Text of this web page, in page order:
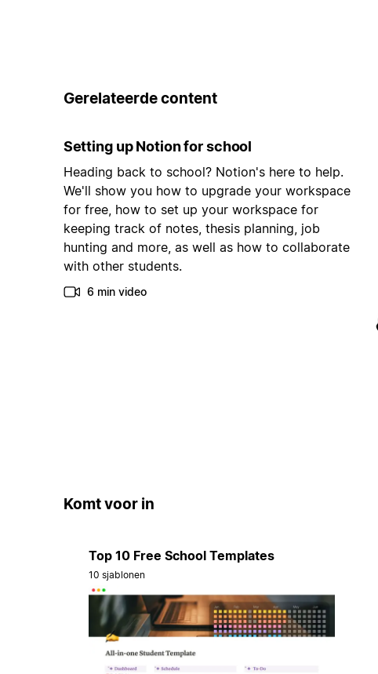
Gerelateerde content
Setting up Notion for school
Heading back to school? Notion's here to help.
We'll show you how to upgrade your workspace
for free, how to set up your workspace for
keeping track of notes, thesis planning, job
hunting and more, as well as how to collaborate
with other students.
6 min video
Komt voor in
Top 10 Free School Templates
10 sjablonen